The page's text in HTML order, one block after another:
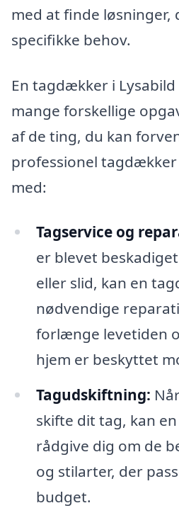
med at finde løsninger,
specifikke behov.
En tagdækker i
mange forskellige
af de ting, du kan
professionel
med:
Tagservice og
er blevet
eller slid, kan en
nødvendige
forlænge levetiden
hjem er beskyttet
Tagudskiftning:
skifte dit tag, kan
rådgive dig om de
og stilarter, der
budget.